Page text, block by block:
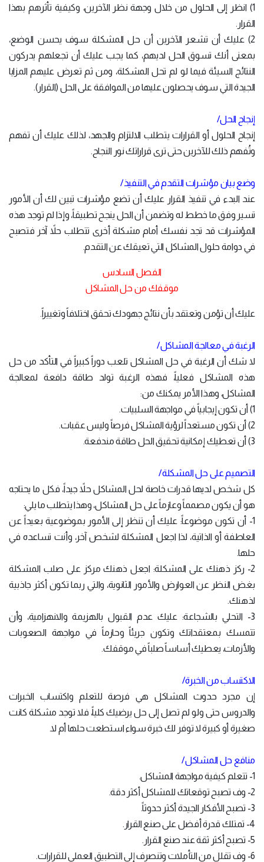
1) انظر إلى الحلول من خلال وجهة نظر الآخرين، وكيفية تأثرهم بهذا
القرار.
2) عليك أن تشعر الآخرين أن حل المشكلة سوف يحسن الوضع،
بمعنى أنك تسوق الحل لديهم، كما يجب عليك أن تجعلهم يدركون
النتائج السيئة فيما لو لم تحل المشكلة، ومن ثم تعرض عليهم المزايا
الجيدة التي سوف يحصلون عليها من الموافقة على الحل (القرار).
إنجاح الحل/
إنجاح الحلول أو القرارات يتطلب الالتزام والجهد، لذلك عليك أن تفهم
وتُفهم ذلك للآخرين حتى ترى قراراتك نور النجاح.
وضع بيان مؤشرات التقدم في التنفيذ/
عند البدء في تنفيذ القرار عليك أن تضع مؤشرات تبين لك أن الأمور
تسير وفق ما خطط له وتضمن أن الحل ينجح تطبيقاً، وإذا لم توجد هذه
المؤشرات قد تجد نفسك أمام مشكلة أخرى تتطلب حلاً آخر فتصبح
في دوامة حلول المشاكل التي تعيقك عن التقدم.
الفصل السادس
موقفك من حل المشاكل
عليك أن تؤمن وتعتقد بأن نتائج جهودك تحقق اختلافاً وتغييراً.
الرغبة في معالجة المشاكل/
لا شك أن الرغبة في حل المشاكل تلعب دوراً كبيراً في التأكد من حل
هذه المشاكل فعلياً، فهذه الرغبة تولد طاقة دافعة لمعالجة
المشاكل، وهذا الأمر يمكنك من:
1) أن تكون إيجابياً في مواجهة السلبيات.
2) أن تكون مستعداً لرؤية المشاكل فرصاً وليس عقبات.
3) أن تعطيك إمكانية تحقيق الحل طاقة مندفعة.
التصميم على حل المشكلة/
كل شخص لديها قدرات خاصة لحل المشاكل حلاً جيداً، فكل ما يحتاجه
هو أن يكون مصمماً وعازماً على حل المشاكل، وهذا يتطلب ما يلي:
1- أن تكون موضوعاً: عليك أن تنظر إلى الأمور بموضوعية بعيداً عن
العاطفة أو الذاتية، لذا اجعل المشكلة لشخص آخر، وأنت تساعده في
حلها.
2- ركز ذهنك على المشكلة: اجعل ذهنك مركز على صلب المشكلة
بغض النظر عن العوارض والأمور الثانوية، والتي ربما تكون أكثر جاذبية
لذهنك.
3- التحلي بالشجاعة: عليك عدم القبول بالهزيمة والانهزامية، وأن
تتمسك بمعتقداتك وتكون جريئاً وحازماً في مواجهة الصعوبات
والأزمات، يعطيك أساساً صلباً في موقفك.
الاكتساب من الخبرة/
إن مجرد حدوث المشاكل هي فرصة للتعلم واكتساب الخبرات
والدروس حتى ولو لم تصل إلى حل يرضيك كلياً، فلا توجد مشكلة كانت
صغيرة أو كبيرة لا توفر لك خبرة سواء استطعت حلها أم لا.
منافع حل المشاكل/
1- تتعلم كيفية مواجهة المشاكل.
2- وف تصبح توقعاتك للمشاكل أكثر دقة.
3- تصبح الأفكار الجيدة أكثر حدوثاً.
4- تمتلك قدرة أفضل على صنع القرار.
5- تصبح أكثر ثقة عند صنع القرار.
6- وف تقلل من التأملات وتنصرف إلى التطبيق العملي للقرارات.